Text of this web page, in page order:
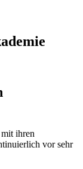
ihren
vor sehr